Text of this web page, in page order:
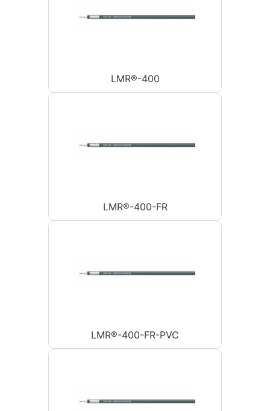
LMR®-400
LMR®-400-FR
LMR®-400-FR-PVC